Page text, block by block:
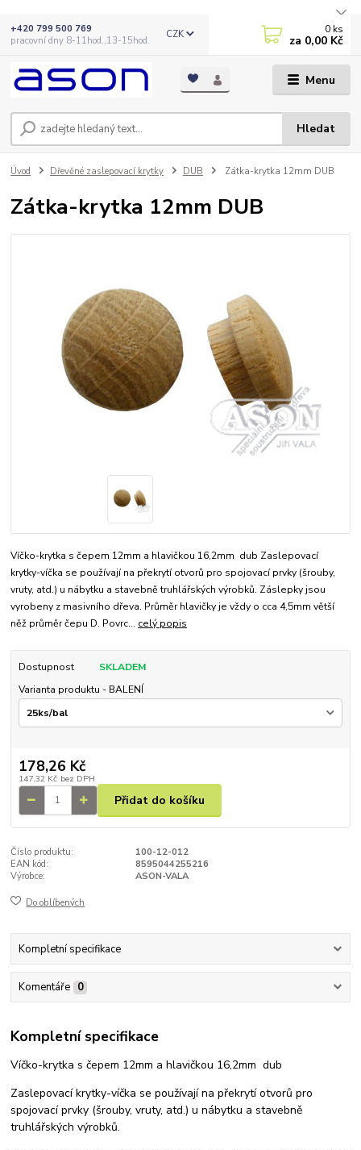
Menu
CZK
Hledat
+420 799 500 769
pracovní dny 8-11hod.,13-15hod.
0 ks
za 0,00 Kč
Úvod Dřevěné zaslepovací krytky DUB Zátka-krytka 12mm DUB
Zátka-krytka 12mm DUB
Víčko-krytka s čepem 12mm a hlavičkou 16,2mm dub Zaslepovací
krytky-víčka se používají na překrytí otvorů pro spojovací prvky (šrouby,
vruty, atd.) u nábytku a stavebně truhlářských výrobků. Záslepky jsou
vyrobeny z masivního dřeva. Průměr hlavičky je vždy o cca 4,5mm větší
něž průměr čepu D. Povrc... celý popis
Dostupnost
SKLADEM
Varianta produktu - BALENÍ
178,26 Kč
147,32 Kč bez DPH
Přidat do košíku
Číslo produktu:
100-12-012
EAN kód:
8595044255216
Výrobce:
ASON-VALA
Do oblíbených
Kompletní specifikace
Komentáře 0
Kompletní specifikace
Víčko-krytka s čepem 12mm a hlavičkou 16,2mm dub
Zaslepovací krytky-víčka se používají na překrytí otvorů pro
spojovací prvky (šrouby, vruty, atd.) u nábytku a stavebně
truhlářských výrobků.